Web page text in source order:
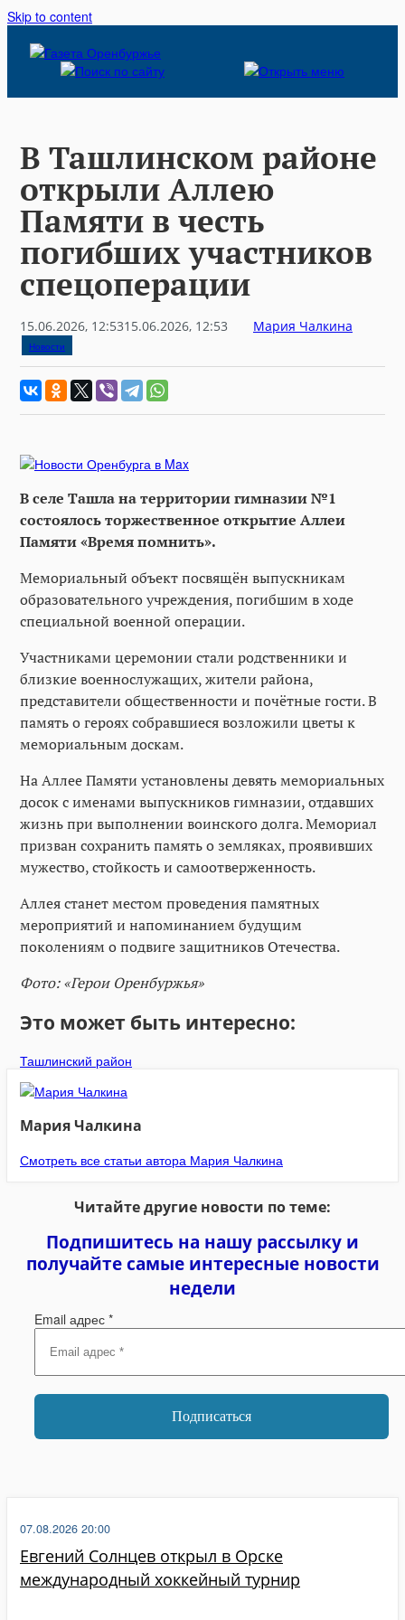
Skip to content
В Ташлинском районе
открыли Аллею
Памяти в честь
погибших участников
спецоперации
15.06.2026, 12:5315.06.2026, 12:53 Мария Чалкина
Новости
В селе Ташла на территории гимназии №1
состоялось торжественное открытие Аллеи
Памяти «Время помнить».
Мемориальный объект посвящён выпускникам
образовательного учреждения, погибшим в ходе
специальной военной операции.
Участниками церемонии стали родственники и
близкие военнослужащих, жители района,
представители общественности и почётные гости. В
память о героях собравшиеся возложили цветы к
мемориальным доскам.
На Аллее Памяти установлены девять мемориальных
досок с именами выпускников гимназии, отдавших
жизнь при выполнении воинского долга. Мемориал
призван сохранить память о земляках, проявивших
мужество, стойкость и самоотверженность.
Аллея станет местом проведения памятных
мероприятий и напоминанием будущим
поколениям о подвиге защитников Отечества.
Фото: «Герои Оренбуржья»
Это может быть интересно:
Ташлинский район
Мария Чалкина
Смотреть все статьи автора Мария Чалкина
Читайте другие новости по теме:
Подпишитесь на нашу рассылку и
получайте самые интересные новости
недели
Email адрес *
Евгений Солнцев открыл в Орске
международный хоккейный турнир
07.08.2026 20:00